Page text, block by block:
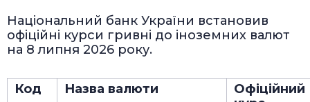
Національний банк України встановив
офіційні курси гривні до іноземних валют
на 8 липня 2026 року.
Код Назва валюти
Офіційний